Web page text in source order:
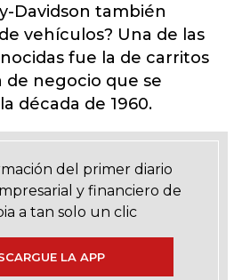
Davidson también
vehículos? Una de las
fue la de carritos
de negocio que se
década de 1960.
del primer diario
y financiero de
a tan solo un clic
LA APP